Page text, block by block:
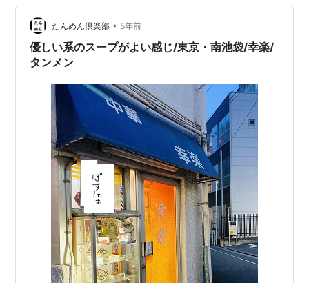
ど遠くありません。 外観 お店は千代田区紀尾井とここの
2店あるようです。なかなか両極端な立地な気もします
が。。。 注文＆到着 野菜たっぷりタンメン （…
たんめん倶楽部 • 5年前
優しい系のスープがよい感じ/東京・南池袋/幸楽/
タンメン